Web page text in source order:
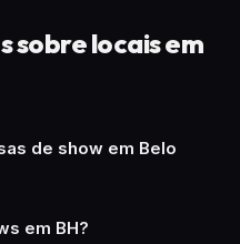
sobre locais em
de show em Belo
em BH?